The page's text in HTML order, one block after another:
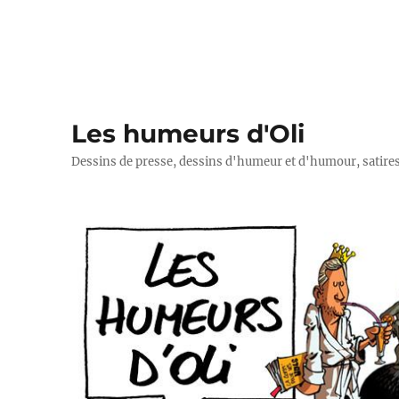
Les humeurs d'Oli
Dessins de presse, dessins d'humeur et d'humour,